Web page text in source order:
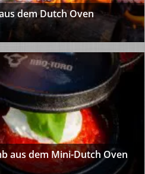
dem Dutch Oven
aus dem Mini-Dutch Oven